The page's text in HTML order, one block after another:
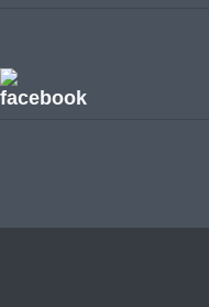
facebook